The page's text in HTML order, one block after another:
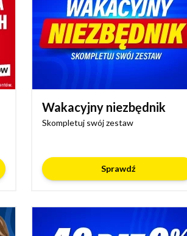
Wakacyjny niezbędnik
Skompletuj swój zestaw
Sprawdź